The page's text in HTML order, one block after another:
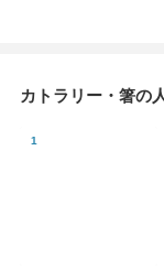
カトラリー・箸の